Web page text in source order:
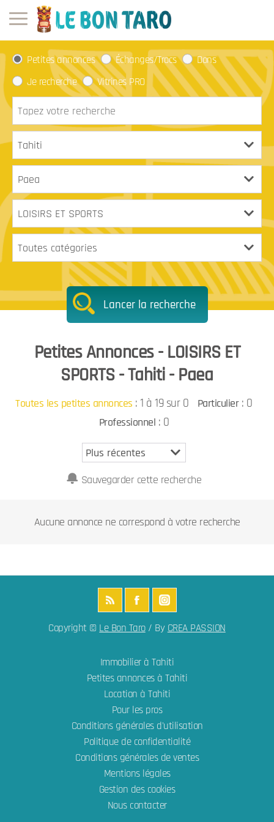
Petites annonces Échanges/Trocs
Dons
Je recherche
Vitrines PRO
Lancer la recherche
Petites Annonces - LOISIRS ET
SPORTS - Tahiti - Paea
Toutes les petites annonces :1 à 19 sur 0 Particulier: 0
Professionnel : 0
Sauvegarder cette recherche
Aucune annonce ne correspond à votre recherche
Copyright © Le Bon Taro/ By CREA PASSION
Immobilier à Tahiti
Petites annonces à Tahiti
Location à Tahiti
Pour les pros
Conditions générales d'utilisation
Politique de confidentialité
Conditions générales de ventes
Mentions légales
Gestion des cookies
Nous contacter